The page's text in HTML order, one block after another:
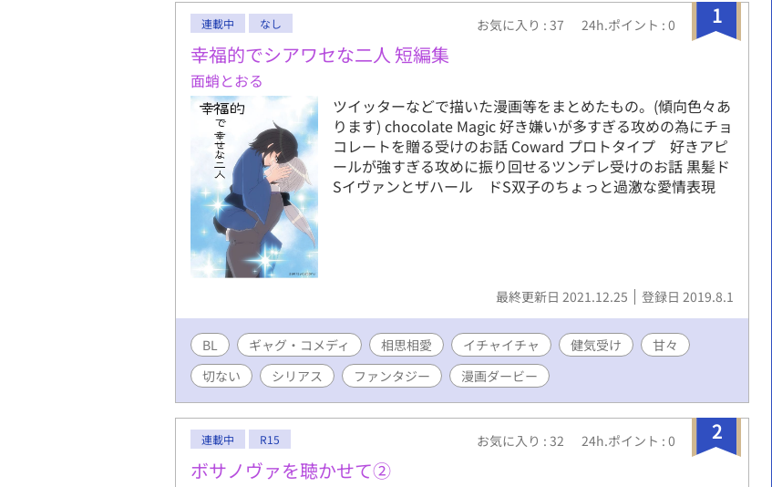
1
連載中 なし お気に入り : 37 24h.ポイント : 0
幸福的でシアワセな二人 短編集
面蛸とおる
ツイッターなどで描いた漫画等をまとめたもの。(傾向色々あ
ります) chocolate Magic 好き嫌いが多すぎる攻めの為にチョ
コレートを贈る受けのお話 Coward プロトタイプ 好きアピ
ールが強すぎる攻めに振り回せるツンデレ受けのお話 黒髪ド
Sイヴァンとザハール ドS双子のちょっと過激な愛情表現
最終更新日 2021.12.25 登録日 2019.8.1
BL ギャグ・コメディ 相思相愛 イチャイチャ 健気受け
甘々
切ない
シリアス ファンタジー 漫画ダービー
2
連載中 R15 お気に入り : 32 24h.ポイント : 0
ボサノヴァを聴かせて②